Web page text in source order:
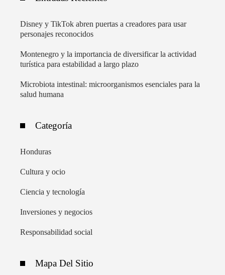
Disney y TikTok abren puertas a creadores para usar
personajes reconocidos
Montenegro y la importancia de diversificar la actividad
turística para estabilidad a largo plazo
Microbiota intestinal: microorganismos esenciales para la
salud humana
Categoría
Honduras
Cultura y ocio
Ciencia y tecnología
Inversiones y negocios
Responsabilidad social
Mapa Del Sitio